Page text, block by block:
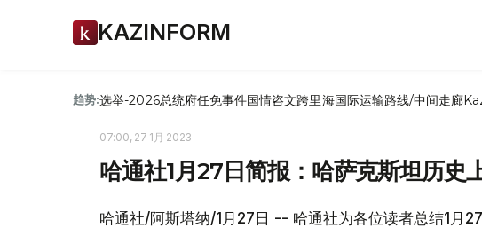
KAZINFORM
趋势:选举-2026总统府任免事件国情咨文跨里海国际运输路线/中间走廊
07:00, 27 1月 2023
哈通社1月27日简报：哈萨克斯坦历史
哈通社/阿斯塔纳/1月27日 -- 哈通社为各位读者总结1月